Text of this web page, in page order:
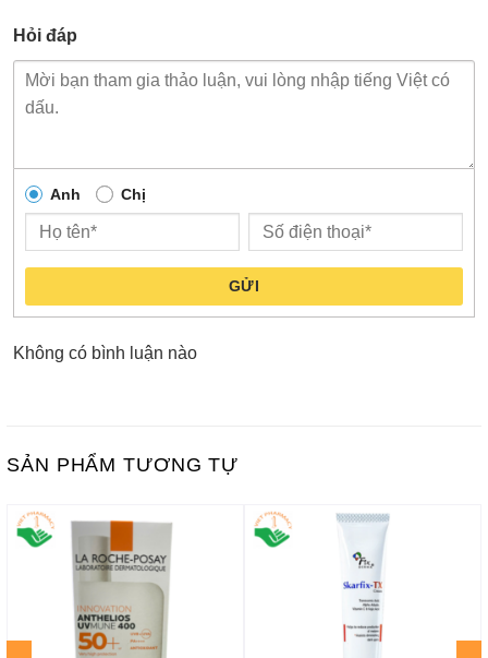
Hỏi đáp
Anh Chị
GỬI
Không có bình luận nào
SẢN PHẨM TƯƠNG TỰ